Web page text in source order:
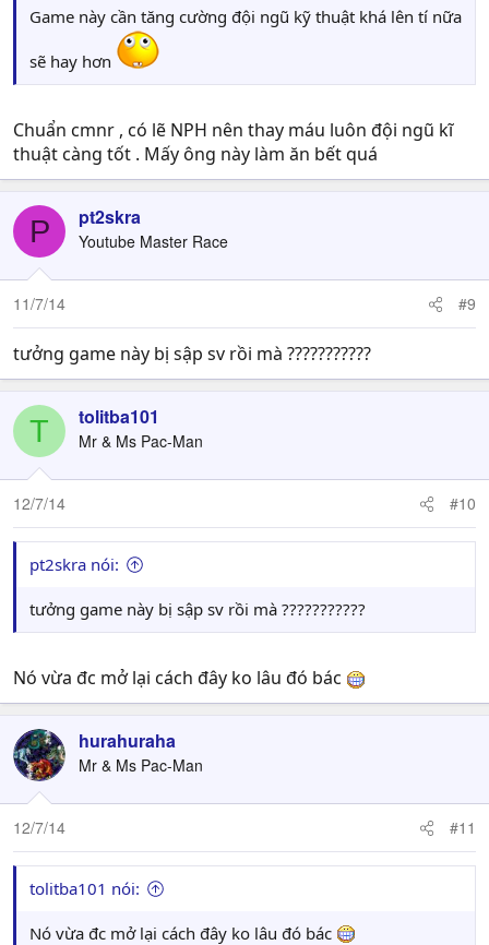
Game này cần tăng cường đội ngũ kỹ thuật khá lên tí nữa
sẽ hay hơn
Chuẩn cmnr , có lẽ NPH nên thay máu luôn đội ngũ kĩ
thuật càng tốt . Mấy ông này làm ăn bết quá
P pt2skra
Youtube Master Race
11/7/14 #9
tưởng game này bị sập sv rồi mà ???????????
T tolitba101
Mr & Ms Pac-Man
12/7/14 #10
pt2skra nói:
tưởng game này bị sập sv rồi mà ???????????
Nó vừa đc mở lại cách đây ko lâu đó bác
hurahuraha
Mr & Ms Pac-Man
12/7/14 #11
tolitba101 nói:
Nó vừa đc mở lại cách đây ko lâu đó bác